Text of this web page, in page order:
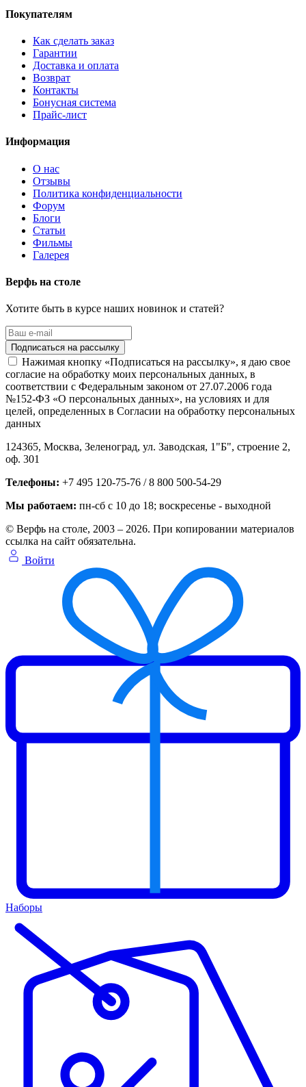
Покупателям
Как сделать заказ
Гарантии
Доставка и оплата
Возврат
Контакты
Бонусная система
Прайс-лист
Информация
О нас
Отзывы
Политика конфиденциальности
Форум
Блоги
Статьи
Фильмы
Галерея
Верфь на столе
Хотите быть в курсе наших новинок и статей?
Нажимая кнопку «Подписаться на рассылку», я даю свое
согласие на обработку моих персональных данных, в
соответствии с Федеральным законом от 27.07.2006 года
№152-ФЗ «О персональных данных», на условиях и для
целей, определенных в Согласии на обработку персональных
данных
124365, Москва, Зеленоград, ул. Заводская, 1"Б", строение 2,
оф. 301
Телефоны: +7 495 120-75-76 / 8 800 500-54-29
Мы работаем: пн-сб с 10 до 18; воскресенье - выходной
© Верфь на столе, 2003 – 2026. При копировании материалов
ссылка на сайт обязательна.
Войти
Наборы